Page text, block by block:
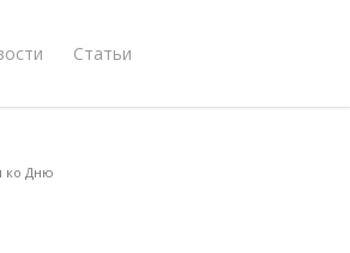
Статьи
ко Дню